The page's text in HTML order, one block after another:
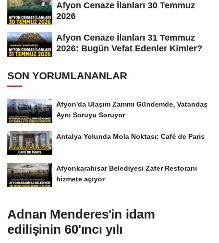
Afyon Cenaze İlanları 30 Temmuz
2026
Afyon Cenaze İlanları 31 Temmuz
2026: Bugün Vefat Edenler Kimler?
SON YORUMLANANLAR
Afyon'da Ulaşım Zammı Gündemde, Vatandaş
Aynı Soruyu Soruyor
Antalya Yolunda Mola Noktası: Café de Paris
Afyonkarahisar Belediyesi Zafer Restoranı
hizmete açıyor
Adnan Menderes'in idam
edilişinin 60'ıncı yılı